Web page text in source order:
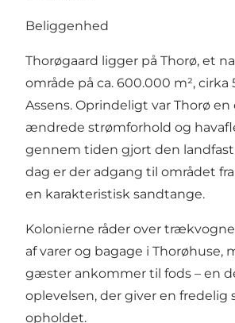
Beliggenhed
Thorøgaard ligger på Thorø, et
område på ca. 600.000 m², cirka
Assens. Oprindeligt var Thorø en
ændrede strømforhold og
gennem tiden gjort den landfast
dag er der adgang til området
en karakteristisk sandtange.
Kolonierne råder over
af varer og bagage i Thorøhuse,
gæster ankommer til fods – en
oplevelsen, der giver en fredelig
opholdet.